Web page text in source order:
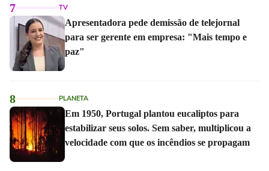
7 TV
Apresentadora pede demissão de telejornal
para ser gerente em empresa: "Mais tempo e
paz"
8 PLANETA
Em 1950, Portugal plantou eucaliptos para
estabilizar seus solos. Sem saber, multiplicou a
velocidade com que os incêndios se propagam